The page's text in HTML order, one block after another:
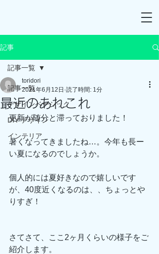
記事
記事一覧
デザインベーシック
DIY デザイン
インテリア
記事一覧
最近のあれこれ
toridori
2021年6月12日 読了時間: 1分
更新が随分と滞っておりました！
暑くなってきましたね…。今年も長ー
い夏になるのでしょうか。
個人的には夏好きなので嬉しいです
が、40度近くなるのは、、ちょっとや
りすぎ！
さてさて、ここ2ヶ月くらいの様子をご
紹介します。